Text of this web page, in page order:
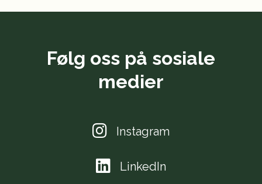
Følg oss på sosiale
medier
Instagram
LinkedIn